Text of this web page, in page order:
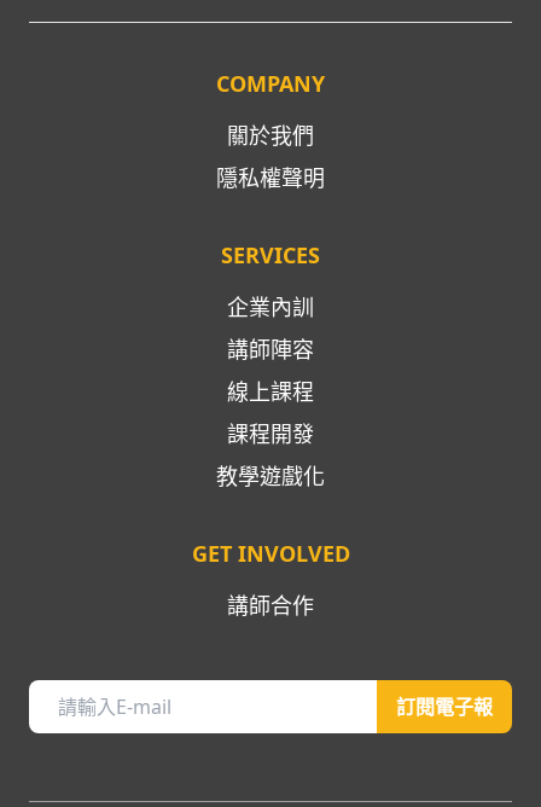
COMPANY
關於我們
隱私權聲明
SERVICES
企業內訓
講師陣容
線上課程
課程開發
教學遊戲化
GET INVOLVED
講師合作
訂閱電子報